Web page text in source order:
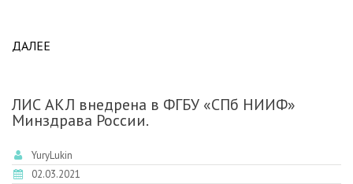
ДАЛЕЕ
ЛИС АКЛ внедрена в ФГБУ «СПб НИИФ»
Минздрава России.
YuryLukin
02.03.2021